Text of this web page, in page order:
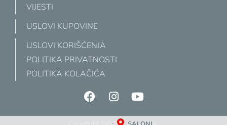
VIJESTI
USLOVI KUPOVINE
USLOVI KORIŠĆENJA
POLITIKA PRIVATNOSTI
POLITIKA KOLAČIĆA